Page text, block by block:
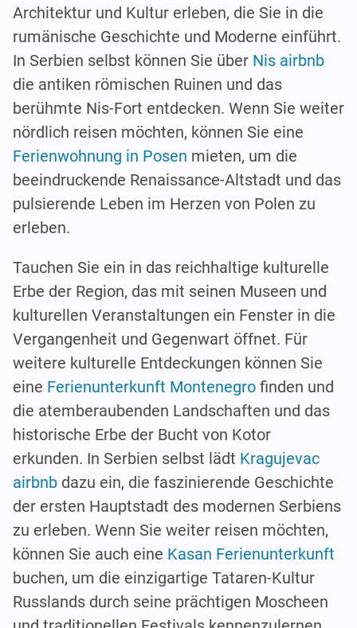
Architektur und Kultur erleben, die Sie in die
rumänische Geschichte und Moderne einführt.
In Serbien selbst können Sie über Nis airbnb
die antiken römischen Ruinen und das
berühmte Nis-Fort entdecken. Wenn Sie weiter
nördlich reisen möchten, können Sie eine
Ferienwohnung in Posen mieten, um die
beeindruckende Renaissance-Altstadt und das
pulsierende Leben im Herzen von Polen zu
erleben.
Tauchen Sie ein in das reichhaltige kulturelle
Erbe der Region, das mit seinen Museen und
kulturellen Veranstaltungen ein Fenster in die
Vergangenheit und Gegenwart öffnet. Für
weitere kulturelle Entdeckungen können Sie
eine Ferienunterkunft Montenegro finden und
die atemberaubenden Landschaften und das
historische Erbe der Bucht von Kotor
erkunden. In Serbien selbst lädt Kragujevac
airbnb dazu ein, die faszinierende Geschichte
der ersten Hauptstadt des modernen Serbiens
zu erleben. Wenn Sie weiter reisen möchten,
können Sie auch eine Kasan Ferienunterkunft
buchen, um die einzigartige Tataren-Kultur
Russlands durch seine prächtigen Moscheen